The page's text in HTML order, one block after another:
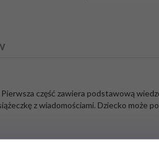
część zawiera podstawową
z wiadomościami. Dziecko może